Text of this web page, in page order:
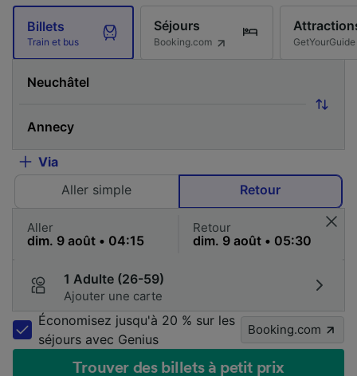
Billets
Train et bus
Séjours
Booking.com GetYourGuide
Via
Aller simple
Retour
Aller Retour
1 Adulte (26-59)
Ajouter une carte
Économisez jusqu'à 20 % sur les
séjours avec Genius
Booking.com
Trouver des billets à petit prix